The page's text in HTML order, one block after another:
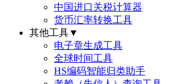
中国进口关税计算器
货币汇率转换工具
其他工具▼
电子章生成工具
全球时间工具
HS编码智能归类助手